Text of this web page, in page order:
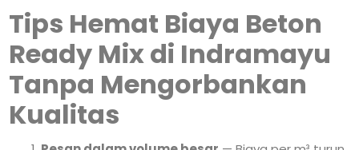
Tips Hemat Biaya Beton
Ready Mix di Indramayu
Tanpa Mengorbankan
Kualitas